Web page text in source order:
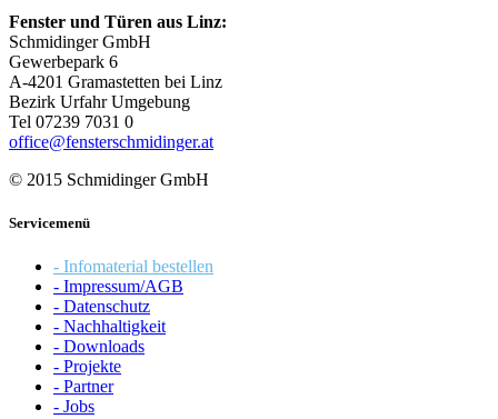
Fenster und Türen aus Linz:
Schmidinger GmbH
Gewerbepark 6
A-4201 Gramastetten bei Linz
Bezirk Urfahr Umgebung
Tel 07239 7031 0
office@fensterschmidinger.at
© 2015 Schmidinger GmbH
Servicemenü
- Infomaterial bestellen
- Impressum/AGB
- Datenschutz
- Nachhaltigkeit
- Downloads
- Projekte
- Partner
- Jobs